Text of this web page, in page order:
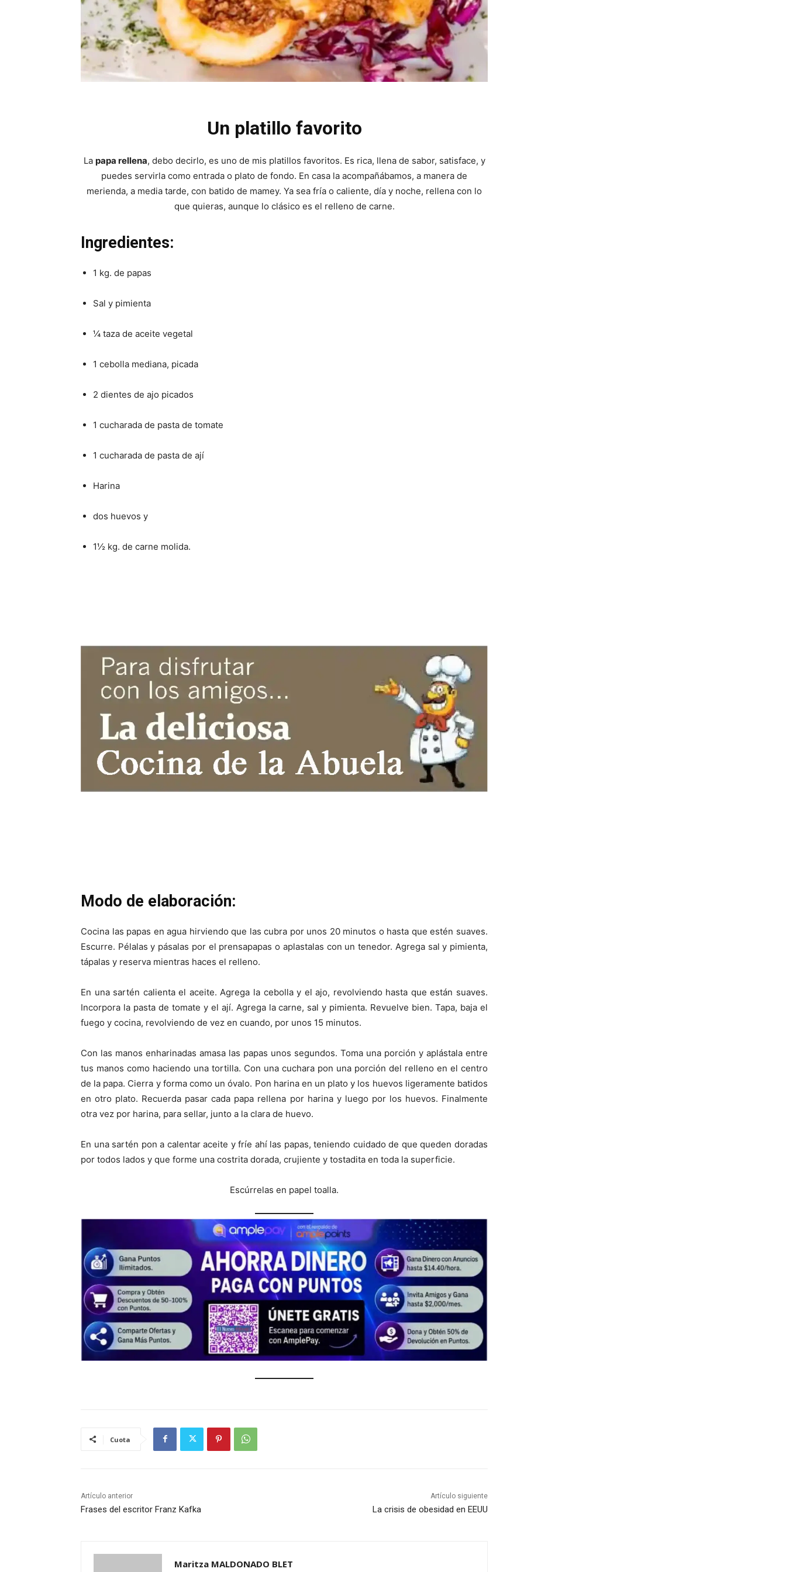
Un platillo favorito
La papa rellena, debo decirlo, es uno de mis platillos favoritos. Es rica, llena de sabor, satisface, y
puedes servirla como entrada o plato de fondo. En casa la acompañábamos, a manera de
merienda, a media tarde, con batido de mamey. Ya sea fría o caliente, día y noche, rellena con lo
que quieras, aunque lo clásico es el relleno de carne.
Ingredientes:
1 kg. de papas
Sal y pimienta
¼ taza de aceite vegetal
1 cebolla mediana, picada
2 dientes de ajo picados
1 cucharada de pasta de tomate
1 cucharada de pasta de ají
Harina
dos huevos y
1½ kg. de carne molida.
Modo de elaboración:
Cocina las papas en agua hirviendo que las cubra por unos 20 minutos o hasta que estén suaves.
Escurre. Pélalas y pásalas por el prensapapas o aplastalas con un tenedor. Agrega sal y pimienta,
tápalas y reserva mientras haces el relleno.
En una sartén calienta el aceite. Agrega la cebolla y el ajo, revolviendo hasta que están suaves.
Incorpora la pasta de tomate y el ají. Agrega la carne, sal y pimienta. Revuelve bien. Tapa, baja el
fuego y cocina, revolviendo de vez en cuando, por unos 15 minutos.
Con las manos enharinadas amasa las papas unos segundos. Toma una porción y aplástala entre
tus manos como haciendo una tortilla. Con una cuchara pon una porción del relleno en el centro
de la papa. Cierra y forma como un óvalo. Pon harina en un plato y los huevos ligeramente batidos
en otro plato. Recuerda pasar cada papa rellena por harina y luego por los huevos. Finalmente
otra vez por harina, para sellar, junto a la clara de huevo.
En una sartén pon a calentar aceite y fríe ahí las papas, teniendo cuidado de que queden doradas
por todos lados y que forme una costrita dorada, crujiente y tostadita en toda la superficie.
Escúrrelas en papel toalla.
Cuota
Artículo anterior
Frases del escritor Franz Kafka
Artículo siguiente
La crisis de obesidad en EEUU
Maritza MALDONADO BLET